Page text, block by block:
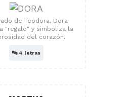
de Teodora, Dora
"regalo" y simboliza la
del corazón.
🔤 4 letras